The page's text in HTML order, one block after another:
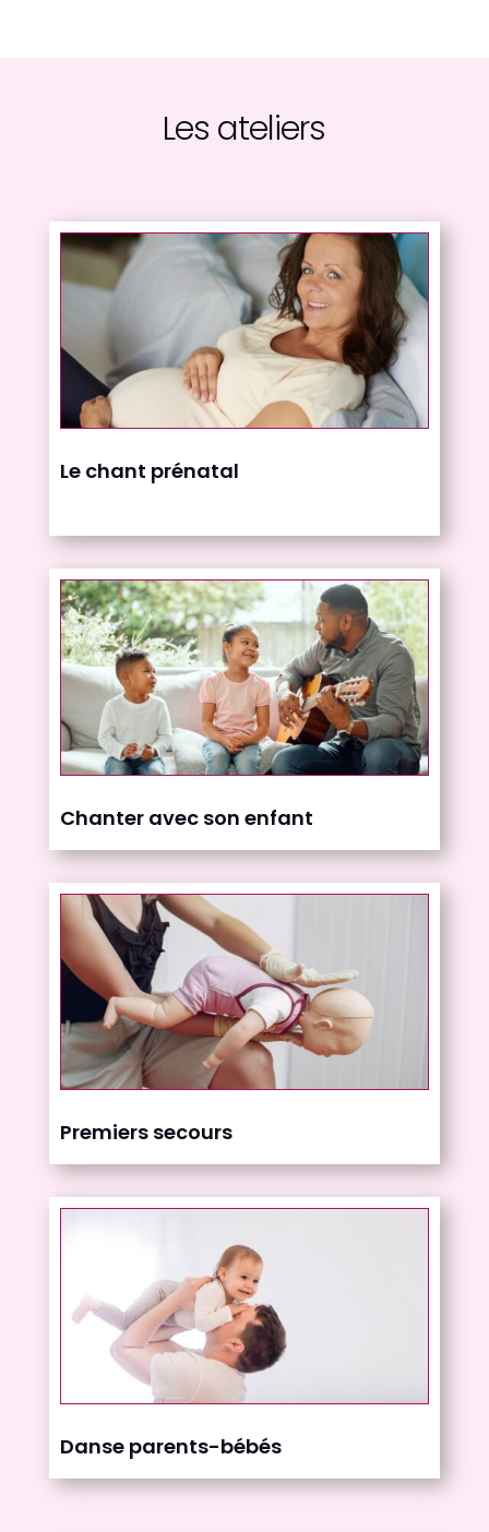
Les ateliers
Le chant prénatal
Chanter avec son enfant
Premiers secours
Danse parents-bébés